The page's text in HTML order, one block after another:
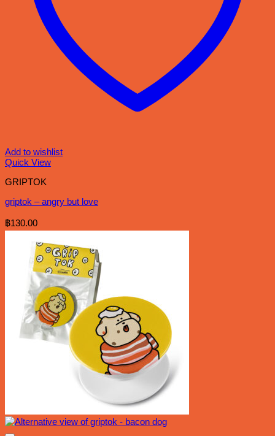
Add to wishlist
Quick View
GRIPTOK
griptok – angry but love
฿130.00